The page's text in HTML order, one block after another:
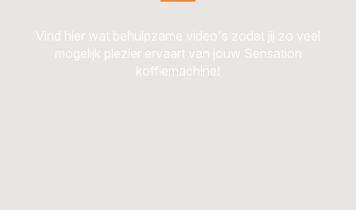
Vind hier wat behulpzame video's zodat jij zo veel
mogelijk plezier ervaart van jouw Sensation
koffiemachine!